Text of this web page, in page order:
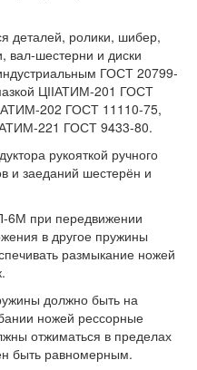
деталей, ролики, шибер,
вал-шестерни и диски
ГОСТ 20799-
ЦІІАТИМ-201 ГОСТ
202 ГОСТ 11110-75,
221 ГОСТ 9433-80.
рукояткой ручного
и заеданий шестерён и
6М при передвижении
в другое пружины
размыкание ножей
должно быть на
ножей рессорные
отжиматься в пределах
быть равномерным.